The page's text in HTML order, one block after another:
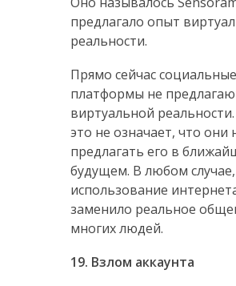
предлагало опыт
реальности.
Прямо сейчас
платформы не
виртуальной
это не означает, что они
предлагать его в
будущем. В любом случае,
использование
заменило реальное
многих людей.
19. Взлом аккаунта